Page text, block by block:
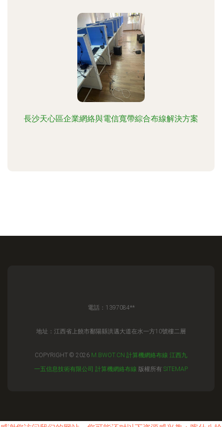
長沙天心區企業網絡與電信寬帶綜合布線解決方案
電話：1397084**
地址：江西省上饒市鄱陽縣洪邁大道在水一方10號樓二層
COPYRIGHT © 2026 M.BWOT.CN 計算機網絡布線 江西九
一五信息技術有限公司 計算機網絡布線 版權所有 SITEMAP